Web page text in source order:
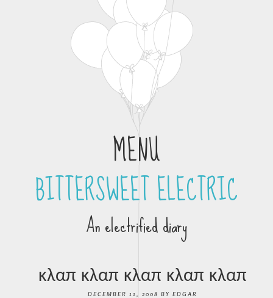
MENU
Skip to contentBITTERSWEET ELECTRIC
An electrified diary
κλαπ κλαπ κλαπ κλαπ κλαπ
DECEMBER 11, 2008 BY EDGAR